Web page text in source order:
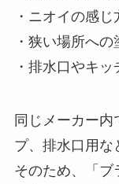
・ニオイの感じ
・狭い場所への
・排水口やキ
同じメーカー
プ、排水口用な
そのため、「ブ